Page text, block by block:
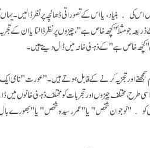
کی بنیاد، یا اس کے تصوراتی ڈھانچہ پر نظر ڈالیں۔
جو مثلاً "کچھ خاص ہے"، چیزوں پر نظر ڈالنا یا ان کے
اُس "کچھ خاص ہے" کے ذہنی خانہ میں ڈال دیتے ہیں۔
سمجھتے اور تجزیہ کرنے کے قابل ہوتے ہیں۔ "عورت" نامی
مختلف چیزوں اور تجربات کو مختلف ذہنی خانوں میں
کو "نوجوان شخص" یا "عمر رسیدہ شخص" یا "بھورے